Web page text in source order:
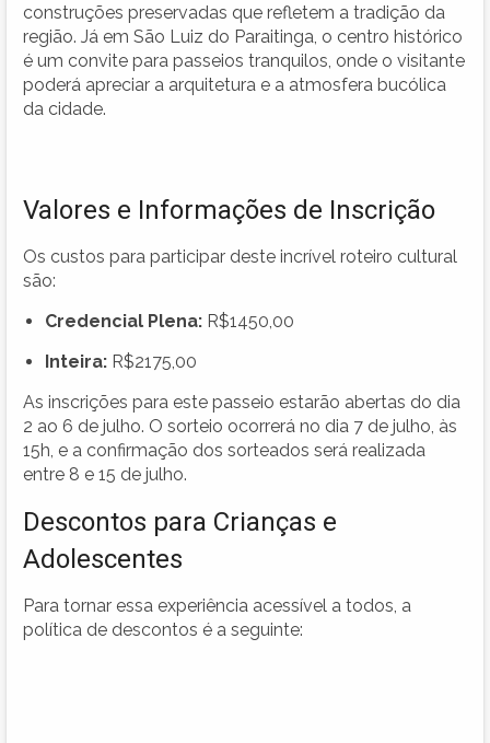
construções preservadas que refletem a tradição da
região. Já em São Luiz do Paraitinga, o centro histórico
é um convite para passeios tranquilos, onde o visitante
poderá apreciar a arquitetura e a atmosfera bucólica
da cidade.
Valores e Informações de Inscrição
Os custos para participar deste incrível roteiro cultural
são:
Credencial Plena: R$1450,00
Inteira: R$2175,00
As inscrições para este passeio estarão abertas do dia
2 ao 6 de julho. O sorteio ocorrerá no dia 7 de julho, às
15h, e a confirmação dos sorteados será realizada
entre 8 e 15 de julho.
Descontos para Crianças e
Adolescentes
Para tornar essa experiência acessível a todos, a
política de descontos é a seguinte: